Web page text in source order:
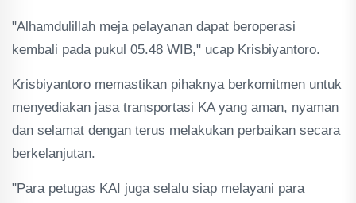
"Alhamdulillah meja pelayanan dapat beroperasi
kembali pada pukul 05.48 WIB," ucap Krisbiyantoro.
Krisbiyantoro memastikan pihaknya berkomitmen untuk
menyediakan jasa transportasi KA yang aman, nyaman
dan selamat dengan terus melakukan perbaikan secara
berkelanjutan.
"Para petugas KAI juga selalu siap melayani para